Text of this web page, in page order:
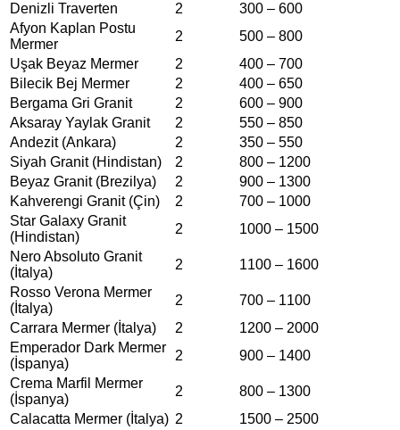
Denizli Traverten
2
300 – 600
Afyon Kaplan Postu
Mermer
2
500 – 800
Uşak Beyaz Mermer
2
400 – 700
Bilecik Bej Mermer
2
400 – 650
Bergama Gri Granit
2
600 – 900
Aksaray Yaylak Granit
2
550 – 850
Andezit (Ankara)
2
350 – 550
Siyah Granit (Hindistan)
2
800 – 1200
Beyaz Granit (Brezilya)
2
900 – 1300
Kahverengi Granit (Çin)
2
700 – 1000
Star Galaxy Granit
(Hindistan)
2
1000 – 1500
Nero Absoluto Granit
(İtalya)
2
1100 – 1600
Rosso Verona Mermer
(İtalya)
2
700 – 1100
Carrara Mermer (İtalya)
2
1200 – 2000
Emperador Dark Mermer
(İspanya)
2
900 – 1400
Crema Marfil Mermer
(İspanya)
2
800 – 1300
Calacatta Mermer (İtalya) 2
1500 – 2500